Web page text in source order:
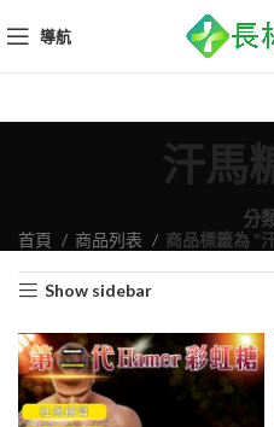
導航
汗馬
分
首頁 商品列表 商品標籤為 “
Show sidebar